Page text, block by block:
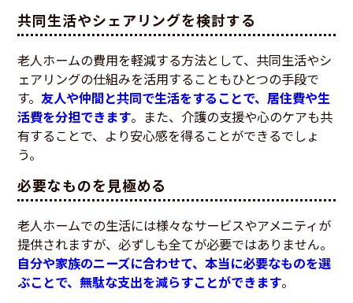
共同生活やシェアリングを検討する
老人ホームの費用を軽減する方法として、共同生活やシ
ェアリングの仕組みを活用することもひとつの手段で
す。友人や仲間と共同で生活をすることで、居住費や生
活費を分担できます。また、介護の支援や心のケアも共
有することで、より安心感を得ることができるでしょ
う。
必要なものを見極める
老人ホームでの生活には様々なサービスやアメニティが
提供されますが、必ずしも全てが必要ではありません。
自分や家族のニーズに合わせて、本当に必要なものを選
ぶことで、無駄な支出を減らすことができます。